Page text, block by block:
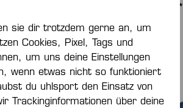
40,00 €*
NEU
sie dir trotzdem gerne an, um
Cookies, Pixel, Tags und
um uns deine Einstellungen
wenn etwas nicht so funktioniert
du uhlsport den Einsatz von
Trackinginformationen über deine